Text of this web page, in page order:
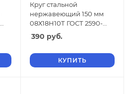
Круг стальной
нержавеющий 150 мм
08Х18Н10Т ГОСТ 2590-
2006
390 руб.
КУПИТЬ